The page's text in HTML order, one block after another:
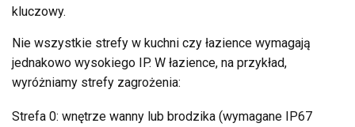
kluczowy.
Nie wszystkie strefy w kuchni czy łazience wymagają
jednakowo wysokiego IP. W łazience, na przykład,
wyróżniamy strefy zagrożenia:
Strefa 0: wnętrze wanny lub brodzika (wymagane IP67